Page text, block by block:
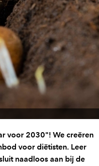
voor 2030"! We creëren
voor diëtisten. Leer
naadloos aan bij de